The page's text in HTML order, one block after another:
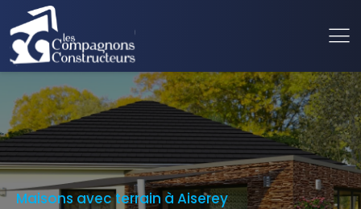
Maisons avec terrain à Aiserey